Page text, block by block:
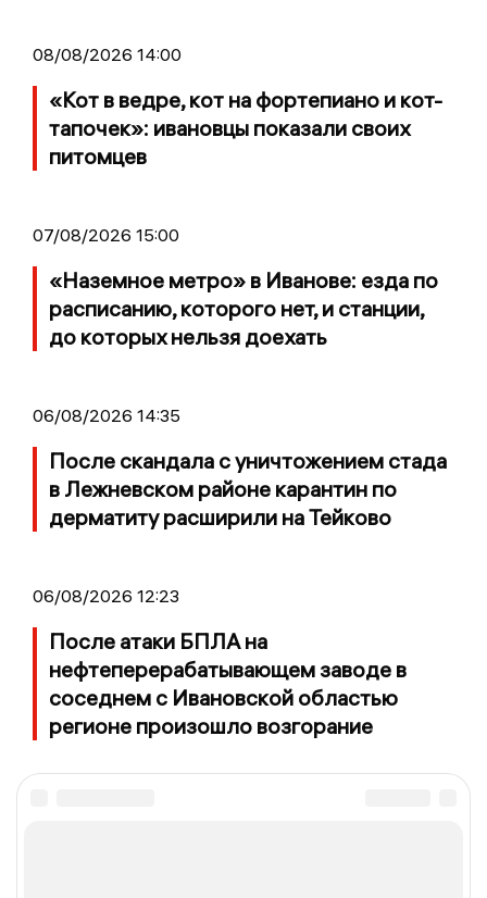
08/08/2026 14:00
«Кот в ведре, кот на фортепиано и кот-
тапочек»: ивановцы показали своих
питомцев
07/08/2026 15:00
«Наземное метро» в Иванове: езда по
расписанию, которого нет, и станции,
до которых нельзя доехать
06/08/2026 14:35
После скандала с уничтожением стада
в Лежневском районе карантин по
дерматиту расширили на Тейково
06/08/2026 12:23
После атаки БПЛА на
нефтеперерабатывающем заводе в
соседнем с Ивановской областью
регионе произошло возгорание